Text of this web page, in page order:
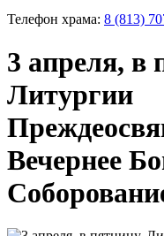
Телефон храма: 8 (813)
3 апреля, в
Литургии
Вечернее